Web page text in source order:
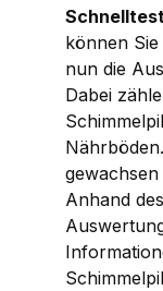
können
nun die
Dabei
Anhand